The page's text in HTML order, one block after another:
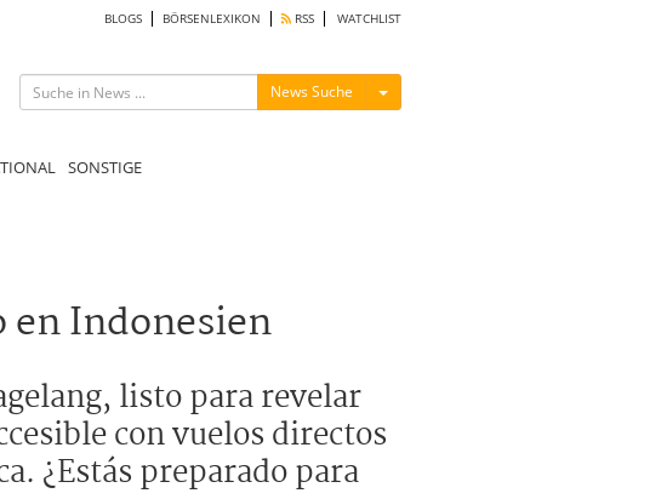
BLOGS BÖRSENLEXIKON RSS WATCHLIST
News Suche Menü ein-/ausblenden
SONSTIGE
Indonesien
listo para revelar
con vuelos directos
¿Estás preparado para